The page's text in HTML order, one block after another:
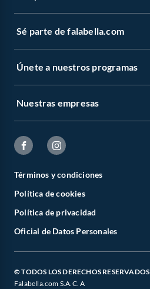
Sé parte de falabella.com
Únete a nuestros programas
Nuestras empresas
Términos y condiciones
Política de cookies
Política de privacidad
Oficial de Datos Personales
© TODOS LOS DERECHOS RESERVADOS
Falabella.com S.A.C. A